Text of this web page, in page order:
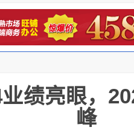
绩亮眼，
峰